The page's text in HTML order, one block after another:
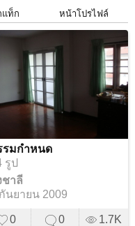
แท็ก หน้าโปรไฟล์
รมกำหนด
รูป
ชาลี
นยายน 2009
0 0 1.7K